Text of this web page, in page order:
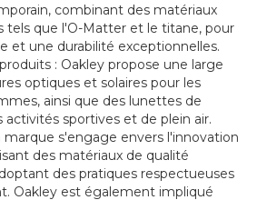
combinant des matériaux
tels que l'O-Matter et le titane, pour
et une durabilité exceptionnelles.
: Oakley propose une large
optiques et solaires pour les
ainsi que des lunettes de
sportives et de plein air.
s'engage envers l'innovation
des matériaux de qualité
des pratiques respectueuses
Oakley est également impliqué